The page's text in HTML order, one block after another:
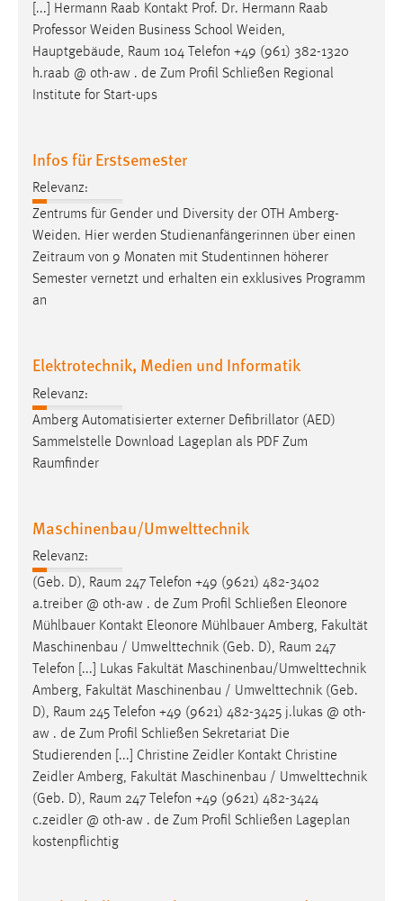
[...] Hermann Raab Kontakt Prof. Dr. Hermann Raab
Professor Weiden Business School Weiden,
Hauptgebäude, Raum 104 Telefon +49 (961) 382-1320
h.raab @ oth-aw . de Zum Profil Schließen Regional
Institute for Start-ups
Infos für Erstsemester
Relevanz:
Zentrums für Gender und Diversity der OTH Amberg-
Weiden. Hier werden Studienanfängerinnen über einen
Zeitraum von 9 Monaten mit Studentinnen höherer
Semester vernetzt und erhalten ein exklusives Programm
an
Elektrotechnik, Medien und Informatik
Relevanz:
Amberg Automatisierter externer Defibrillator (AED)
Sammelstelle Download Lageplan als PDF Zum
Raumfinder
Maschinenbau/Umwelttechnik
Relevanz:
(Geb. D), Raum 247 Telefon +49 (9621) 482-3402
a.treiber @ oth-aw . de Zum Profil Schließen Eleonore
Mühlbauer Kontakt Eleonore Mühlbauer Amberg, Fakultät
Maschinenbau / Umwelttechnik (Geb. D), Raum 247
Telefon [...] Lukas Fakultät Maschinenbau/Umwelttechnik
Amberg, Fakultät Maschinenbau / Umwelttechnik (Geb.
D), Raum 245 Telefon +49 (9621) 482-3425 j.lukas @ oth-
aw . de Zum Profil Schließen Sekretariat Die
Studierenden [...] Christine Zeidler Kontakt Christine
Zeidler Amberg, Fakultät Maschinenbau / Umwelttechnik
(Geb. D), Raum 247 Telefon +49 (9621) 482-3424
c.zeidler @ oth-aw . de Zum Profil Schließen Lageplan
kostenpflichtig